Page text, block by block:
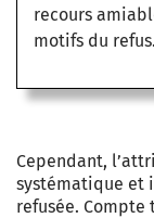
recours
motifs du refus.
Cependant,
systématique et
refusée. Compte